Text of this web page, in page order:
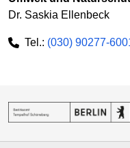
Dr. Saskia Ellenbeck
Tel.: (030) 90277-